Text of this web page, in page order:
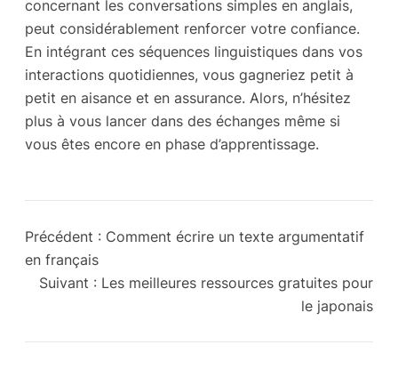
concernant les conversations simples en anglais,
peut considérablement renforcer votre confiance.
En intégrant ces séquences linguistiques dans vos
interactions quotidiennes, vous gagneriez petit à
petit en aisance et en assurance. Alors, n’hésitez
plus à vous lancer dans des échanges même si
vous êtes encore en phase d’apprentissage.
Précédent : Comment écrire un texte argumentatif
en français
Suivant : Les meilleures ressources gratuites pour
le japonais